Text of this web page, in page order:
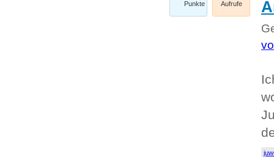
Punkte Aufrufe